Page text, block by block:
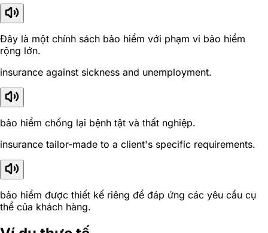
Đây là một chính sách bảo hiểm với phạm vi bảo hiểm
rộng lớn.
insurance against sickness and unemployment.
bảo hiểm chống lại bệnh tật và thất nghiệp.
insurance tailor-made to a client's specific requirements.
bảo hiểm được thiết kế riêng để đáp ứng các yêu cầu cụ
thể của khách hàng.